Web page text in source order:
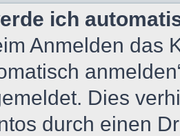
ich
Anmelden das
Dies
durch einen